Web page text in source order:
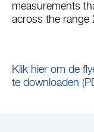
measurements
across the range
Klik hier om de
te downloaden